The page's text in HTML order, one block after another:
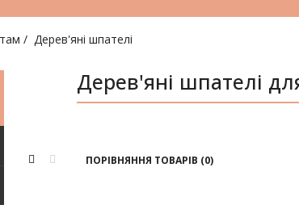
Дерев'яні шпателі
Дерев'яні шпателі
ПОРІВНЯННЯ ТОВАРІВ (0)